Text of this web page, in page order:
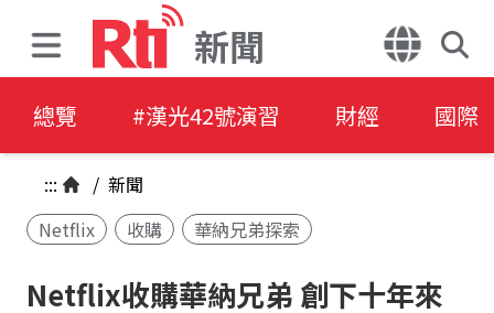
新聞
總覽 #漢光42號演習 財經 國際
::: / 新聞
Netflix
收購 華納兄弟探索
Netflix收購華納兄弟 創下十年來